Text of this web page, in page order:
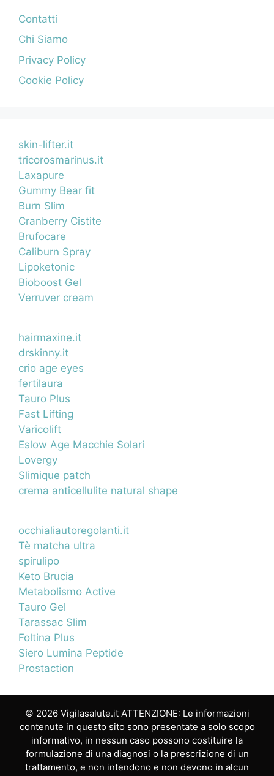
Contatti
Chi Siamo
Privacy Policy
Cookie Policy
skin-lifter.it
tricorosmarinus.it
Laxapure
Gummy Bear fit
Burn Slim
Cranberry Cistite
Brufocare
Caliburn Spray
Lipoketonic
Bioboost Gel
Verruver cream
hairmaxine.it
drskinny.it
crio age eyes
fertilaura
Tauro Plus
Fast Lifting
Varicolift
Eslow Age Macchie Solari
Lovergy
Slimique patch
crema anticellulite natural shape
occhialiautoregolanti.it
Tè matcha ultra
spirulipo
Keto Brucia
Metabolismo Active
Tauro Gel
Tarassac Slim
Foltina Plus
Siero Lumina Peptide
Prostaction
© 2026 Vigilasalute.it ATTENZIONE: Le informazioni
contenute in questo sito sono presentate a solo scopo
informativo, in nessun caso possono costituire la
formulazione di una diagnosi o la prescrizione di un
trattamento, e non intendono e non devono in alcun